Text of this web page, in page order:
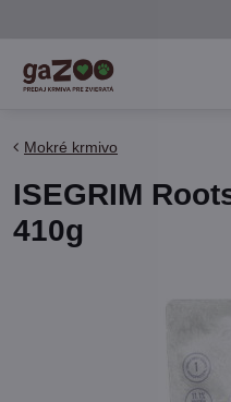
Mokré krmivo
ISEGRIM
410g